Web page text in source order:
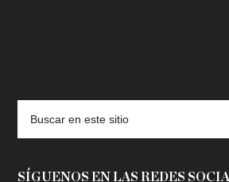
SÍGUENOS EN LAS REDES